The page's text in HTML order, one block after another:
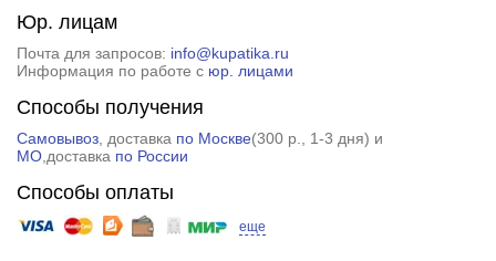
Юр. лицам
Почта для запросов: info@kupatika.ru
Информация по работе с юр. лицами
Способы получения
Самовывоз, доставка по Москве(300 р.
, 1-3 дня) и
МО,доставка по России
Способы оплаты
еще